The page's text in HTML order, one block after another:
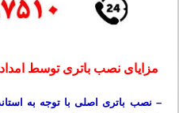
مزایای نصب باتری توسط
– نصب باتری اصلی با توجه به